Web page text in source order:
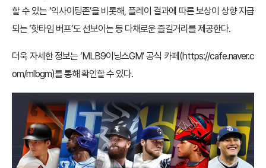
할 수 있는 ‘익사이팅존’을 비롯해, 플레이 결과에 따른 보상이 상향 지급
되는 ‘핫타임 버프’도 선보이는 등 다채로운 즐길거리를 제공한다.
더욱 자세한 정보는 ‘MLB9이닝스GM’ 공식 카페(https://cafe.naver.c
om/mlbgm)를통해 확인할 수 있다.